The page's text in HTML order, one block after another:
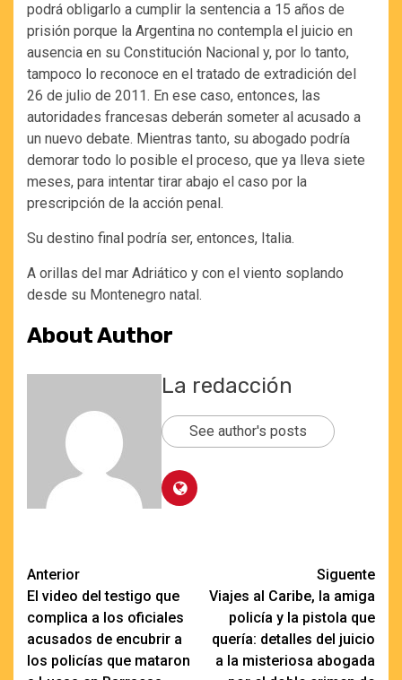
podrá obligarlo a cumplir la sentencia a 15 años de
prisión porque la Argentina no contempla el juicio en
ausencia en su Constitución Nacional y, por lo tanto,
tampoco lo reconoce en el tratado de extradición del
26 de julio de 2011. En ese caso, entonces, las
autoridades francesas deberán someter al acusado a
un nuevo debate. Mientras tanto, su abogado podría
demorar todo lo posible el proceso, que ya lleva siete
meses, para intentar tirar abajo el caso por la
prescripción de la acción penal.
Su destino final podría ser, entonces, Italia.
A orillas del mar Adriático y con el viento soplando
desde su Montenegro natal.
About Author
La redacción
See author's posts
Navegación
de
entradas
Anterior
El video del testigo que
complica a los oficiales
acusados de encubrir a
los policías que mataron
Siguente
Viajes al Caribe, la amiga
policía y la pistola que
quería: detalles del juicio
a la misteriosa abogada